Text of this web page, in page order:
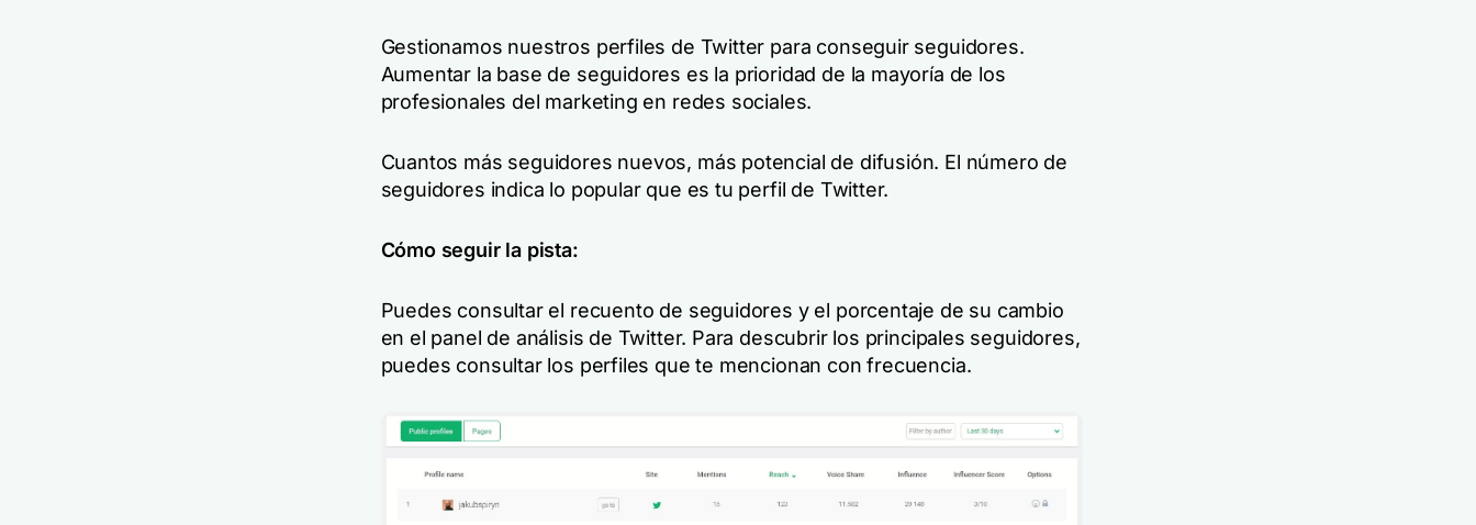
Gestionamos nuestros perfiles de Twitter para conseguir seguidores.
Aumentar la base de seguidores es la prioridad de la mayoría de los
profesionales del marketing en redes sociales.
Cuantos más seguidores nuevos, más potencial de difusión. El número de
seguidores indica lo popular que es tu perfil de Twitter.
Cómo seguir la pista:
Puedes consultar el recuento de seguidores y el porcentaje de su cambio
en el panel de análisis de Twitter. Para descubrir los principales seguidores,
puedes consultar los perfiles que te mencionan con frecuencia.